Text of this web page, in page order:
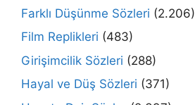
Farklı Düşünme Sözleri (2.206)
Film Replikleri (483)
Girişimcilik Sözleri (288)
Hayal ve Düş Sözleri (371)